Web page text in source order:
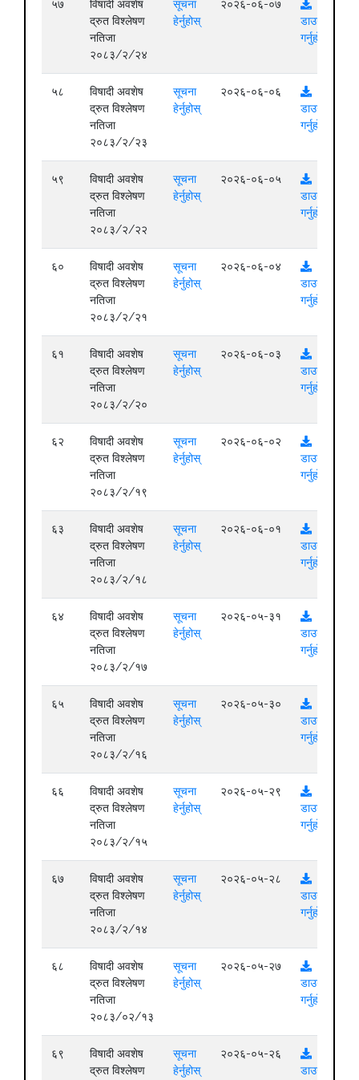
५७
विषादी अवशेष
द्रुत विश्लेषण
नतिजा
२०८३/२/२४
सूचना
हेर्नुहोस्
२०२६-०६-०७
डाउनलोड
गर्नुहोस्
५८
विषादी अवशेष
द्रुत विश्लेषण
नतिजा
२०८३/२/२३
सूचना
हेर्नुहोस्
२०२६-०६-०६
डाउनलोड
गर्नुहोस्
५९
विषादी अवशेष
द्रुत विश्लेषण
नतिजा
२०८३/२/२२
सूचना
हेर्नुहोस्
२०२६-०६-०५
डाउनलोड
गर्नुहोस्
६०
विषादी अवशेष
द्रुत विश्लेषण
नतिजा
२०८३/२/२१
सूचना
हेर्नुहोस्
२०२६-०६-०४
डाउनलोड
गर्नुहोस्
६१
विषादी अवशेष
द्रुत विश्लेषण
नतिजा
२०८३/२/२०
सूचना
हेर्नुहोस्
२०२६-०६-०३
डाउनलोड
गर्नुहोस्
६२
विषादी अवशेष
द्रुत विश्लेषण
नतिजा
२०८३/२/१९
सूचना
हेर्नुहोस्
२०२६-०६-०२
डाउनलोड
गर्नुहोस्
६३
विषादी अवशेष
द्रुत विश्लेषण
नतिजा
२०८३/२/१८
सूचना
हेर्नुहोस्
२०२६-०६-०१
डाउनलोड
गर्नुहोस्
६४
विषादी अवशेष
द्रुत विश्लेषण
नतिजा
२०८३/२/१७
सूचना
हेर्नुहोस्
२०२६-०५-३१
डाउनलोड
गर्नुहोस्
६५
विषादी अवशेष
द्रुत विश्लेषण
नतिजा
२०८३/२/१६
सूचना
हेर्नुहोस्
२०२६-०५-३०
डाउनलोड
गर्नुहोस्
६६
विषादी अवशेष
द्रुत विश्लेषण
नतिजा
२०८३/२/१५
सूचना
हेर्नुहोस्
२०२६-०५-२९
डाउनलोड
गर्नुहोस्
६७
विषादी अवशेष
द्रुत विश्लेषण
नतिजा
२०८३/२/१४
सूचना
हेर्नुहोस्
२०२६-०५-२८
डाउनलोड
गर्नुहोस्
६८
विषादी अवशेष
द्रुत विश्लेषण
नतिजा
२०८३/०२/१३
सूचना
हेर्नुहोस्
२०२६-०५-२७
डाउनलोड
गर्नुहोस्
६९
विषादी अवशेष
द्रुत विश्लेषण
सूचना
हेर्नुहोस्
२०२६-०५-२६
डाउनलोड